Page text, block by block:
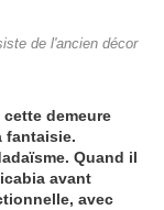
de l'ancien décor
demeure
fantaisie.
Quand il
avant
avec